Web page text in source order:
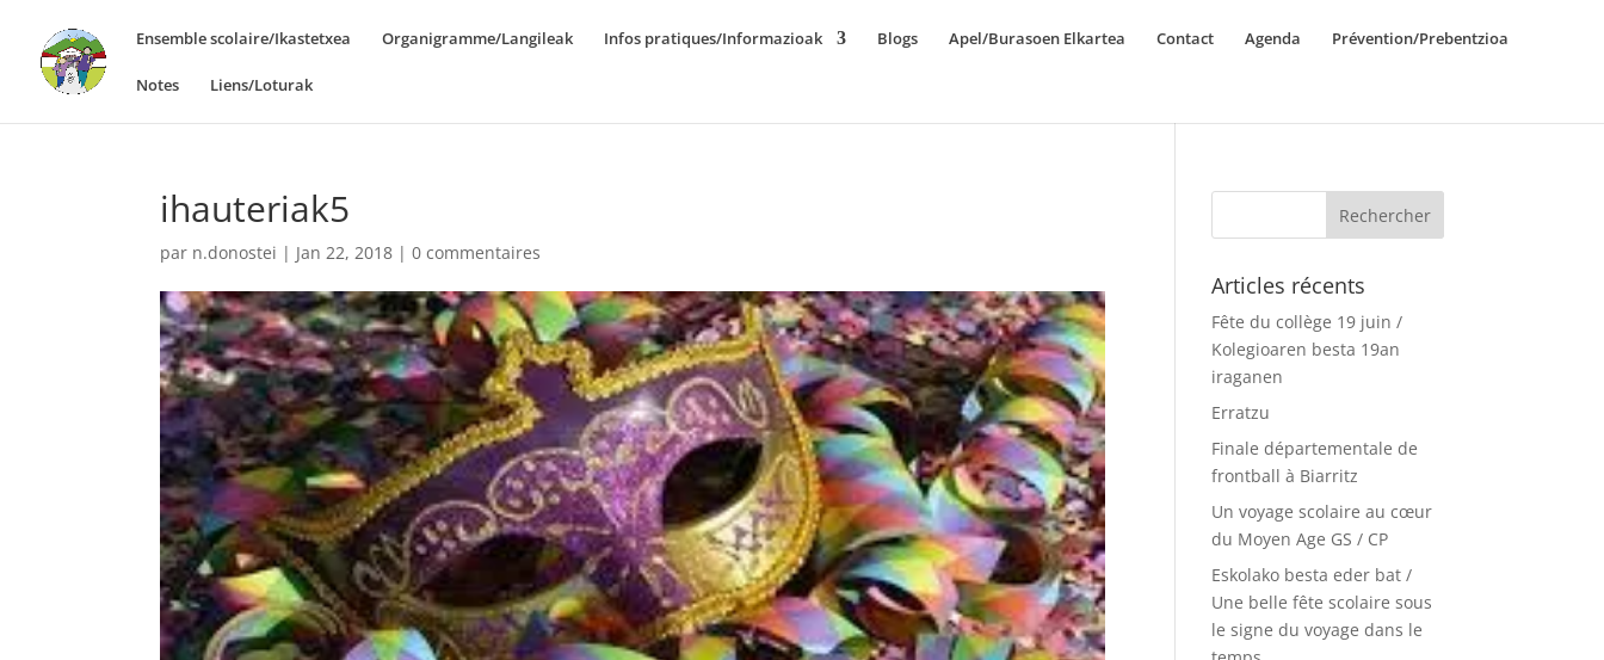
Ensemble scolaire/Ikastetxea Organigramme/Langileak Infos pratiques/Informazioak Blogs Apel/Burasoen Elkartea Contact Agenda Prévention/Prebentzioa
Notes Liens/Loturak
ihauteriak5
par n.donostei | Jan 22, 2018 |0 commentaires
Articles récents
Fête du collège 19 juin /
Kolegioaren besta 19an
iraganen
Erratzu
Finale départementale de
frontball à Biarritz
Un voyage scolaire au cœur
du Moyen Age GS / CP
Eskolako besta eder bat /
Une belle fête scolaire sous
le signe du voyage dans le